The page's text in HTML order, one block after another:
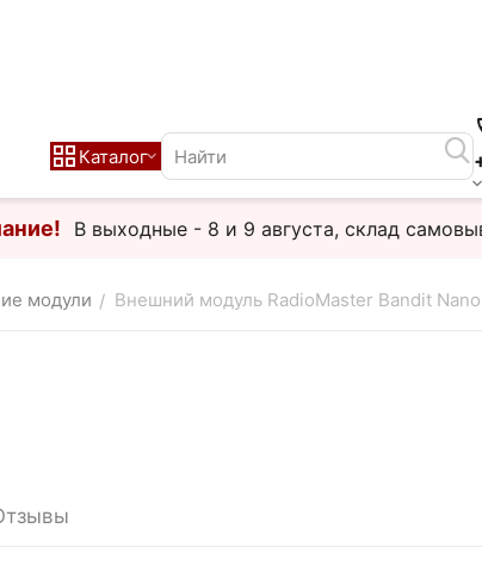
Каталог
В выходные - 8 и 9 августа, склад
модули / Внешний модуль RadioMaster Bandit Nano